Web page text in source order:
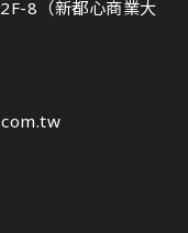
8（新都心商業大